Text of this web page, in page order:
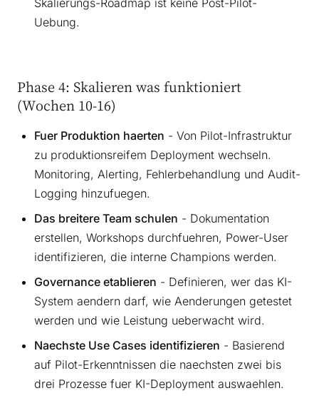
Uebung.
Phase 4: Skalieren was funktioniert
(Wochen 10-16)
Fuer Produktion haerten - Von Pilot-Infrastruktur
zu produktionsreifem Deployment wechseln.
Monitoring, Alerting, Fehlerbehandlung und Audit-
Logging hinzufuegen.
Das breitere Team schulen - Dokumentation
erstellen, Workshops durchfuehren, Power-User
identifizieren, die interne Champions werden.
Governance etablieren - Definieren, wer das KI-
System aendern darf, wie Aenderungen getestet
werden und wie Leistung ueberwacht wird.
Naechste Use Cases identifizieren - Basierend
auf Pilot-Erkenntnissen die naechsten zwei bis
drei Prozesse fuer KI-Deployment auswaehlen.